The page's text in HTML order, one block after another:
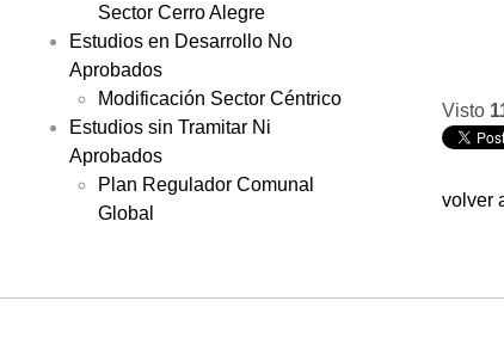
Sector Cerro Alegre
Estudios en Desarrollo No
Aprobados
Modificación Sector Céntrico
Estudios sin Tramitar Ni
Aprobados
Plan Regulador Comunal
Global
Visto
volver